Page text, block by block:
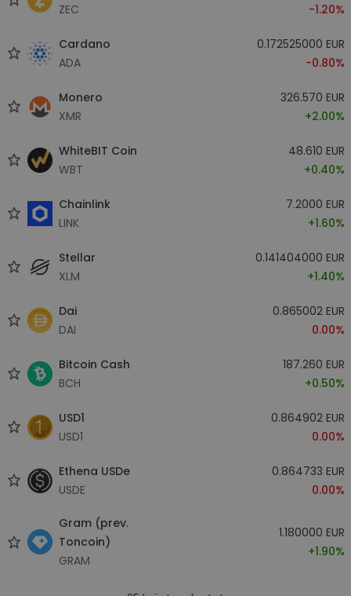
ZEC
-1.20%
Cardano
ADA
0.172525000 EUR
-0.80%
Monero
XMR
326.570 EUR
+2.00%
WhiteBIT Coin
WBT
48.610 EUR
+0.40%
Chainlink
LINK
7.2000 EUR
+1.60%
Stellar
XLM
0.141404000 EUR
+1.40%
Dai
DAI
0.865002 EUR
0.00%
Bitcoin Cash
BCH
187.260 EUR
+0.50%
USD1
USD1
0.864902 EUR
0.00%
Ethena USDe
USDE
0.864733 EUR
0.00%
Gram (prev.
Toncoin)
GRAM
1.180000 EUR
+1.90%